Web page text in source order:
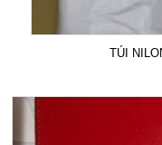
TÚI